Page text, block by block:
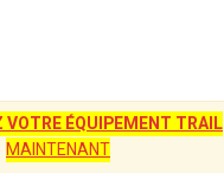
ÉQUIPEMENT TRAIL
MAINTENANT